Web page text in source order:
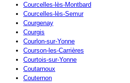
Courcelles-lès-Montbard
Courcelles-lès-Semur
Courgenay
Courgis
Courlon-sur-Yonne
Courson-les-Carrières
Courtois-sur-Yonne
Coutarnoux
Couternon